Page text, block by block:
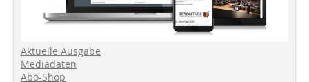
Aktuelle Ausgabe
Mediadaten
Abo-Shop